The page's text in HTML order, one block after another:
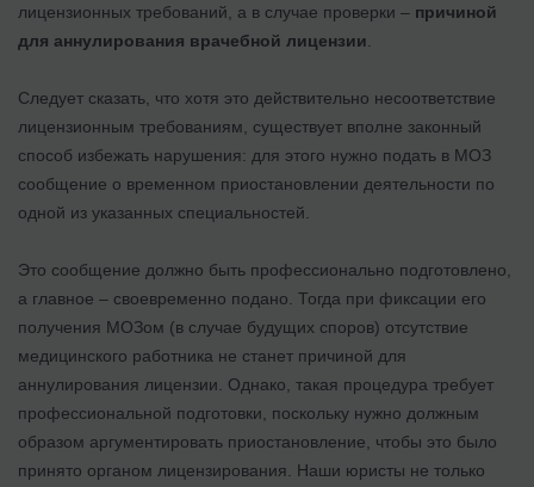
лицензионных требований, а в случае проверки – причиной
для аннулирования врачебной лицензии
Следует сказать, что хотя это действительно несоответствие
лицензионным требованиям, существует вполне законный
способ избежать нарушения: для этого нужно подать в МОЗ
сообщение о временном приостановлении деятельности по
одной из указанных специальностей.
Это сообщение должно быть профессионально подготовлено,
а главное – своевременно подано. Тогда при фиксации его
получения МОЗом (в случае будущих споров) отсутствие
медицинского работника не станет причиной для
аннулирования лицензии. Однако, такая процедура требует
профессиональной подготовки, поскольку нужно должным
образом аргументировать приостановление, чтобы это было
принято органом лицензирования. Наши юристы не только